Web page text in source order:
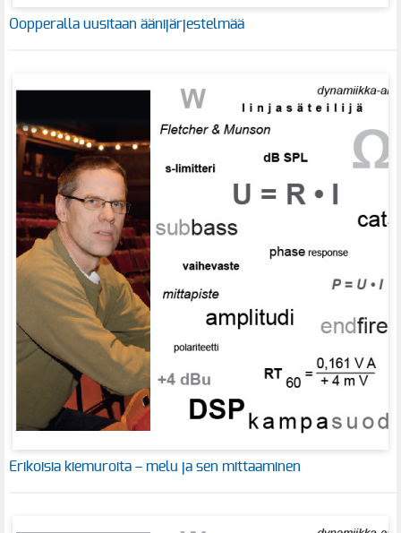
Oopperalla uusitaan äänijärjestelmää
Erikoisia kiemuroita – melu ja sen mittaaminen